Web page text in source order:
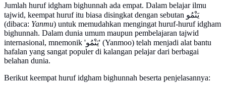
Jumlah huruf idgham bighunnah ada empat. Dalam belajar ilmu
tajwid, keempat huruf itu biasa disingkat dengan sebutan يَنْمُو
(dibaca: Yanmu) untuk memudahkan mengingat huruf-huruf idgham
bighunnah. Dalam dunia umum maupun pembelajaran tajwid
internasional, mnemonik 'يَنْمُو' (Yanmoo) telah menjadi alat bantu
hafalan yang sangat populer di kalangan pelajar dari berbagai
belahan dunia.
Berikut keempat huruf idgham bighunnah beserta penjelasannya: